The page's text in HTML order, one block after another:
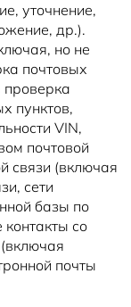
уточнение,
др.).
но не
почтовых
проверка
пунктов,
VIN,
почтовой
связи (включая
сети
базы по
со
почты